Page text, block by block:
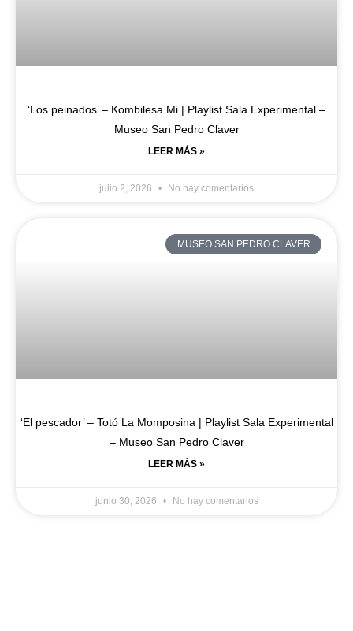
‘Los peinados’ – Kombilesa Mi | Playlist Sala Experimental –
Museo San Pedro Claver
LEER MÁS »
julio 2, 2026 No hay comentarios
MUSEO SAN PEDRO CLAVER
‘El pescador’ – Totó La Momposina | Playlist Sala Experimental
– Museo San Pedro Claver
LEER MÁS »
junio 30, 2026 No hay comentarios